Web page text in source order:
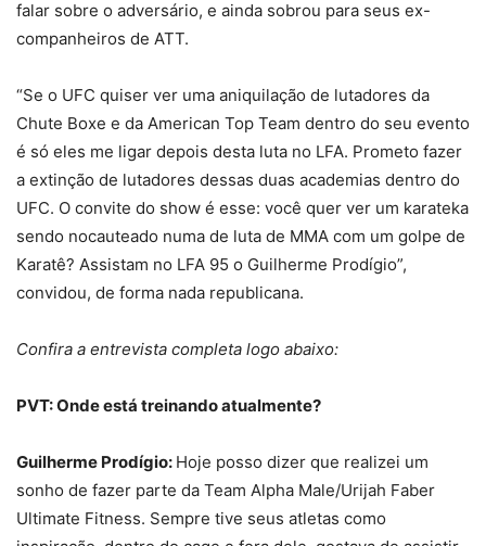
falar sobre o adversário, e ainda sobrou para seus ex-
companheiros de ATT.
“Se o UFC quiser ver uma aniquilação de lutadores da
Chute Boxe e da American Top Team dentro do seu evento
é só eles me ligar depois desta luta no LFA. Prometo fazer
a extinção de lutadores dessas duas academias dentro do
UFC. O convite do show é esse: você quer ver um karateka
sendo nocauteado numa de luta de MMA com um golpe de
Karatê? Assistam no LFA 95 o Guilherme Prodígio”,
convidou, de forma nada republicana.
Confira a entrevista completa logo abaixo:
PVT: Onde está treinando atualmente?
Guilherme Prodígio: Hoje posso dizer que realizei um
sonho de fazer parte da Team Alpha Male/Urijah Faber
Ultimate Fitness. Sempre tive seus atletas como